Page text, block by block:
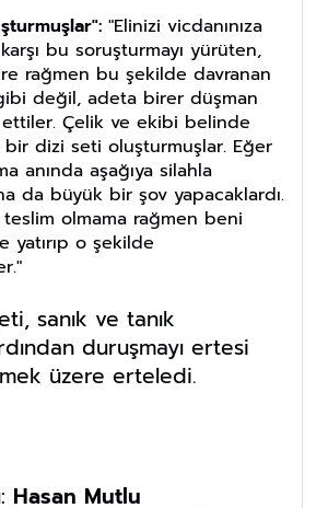
"Elinizi vicdanınıza
bu soruşturmayı yürüten,
rağmen bu şekilde davranan
değil, adeta birer düşman
Çelik ve ekibi belinde
dizi seti oluşturmuşlar. Eğer
anında aşağıya silahla
da büyük bir şov yapacaklardı.
teslim olmama rağmen beni
yatırıp o şekilde
sanık ve tanık
duruşmayı ertesi
üzere erteledi.
Hasan Mutlu